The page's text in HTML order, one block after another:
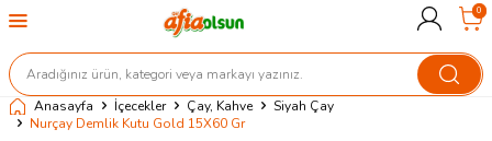
0
Anasayfa İçecekler Çay, Kahve
Siyah Çay
Nurçay Demlik Kutu Gold 15X60 Gr